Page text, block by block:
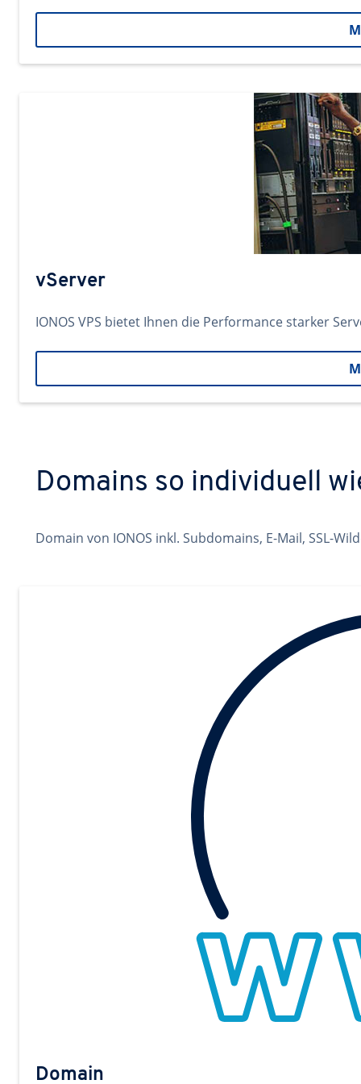
vServer
IONOS VPS bietet Ihnen die Performance starker
Domains so individuell
Domain von IONOS inkl. Subdomains, E-Mail, SSL-
Domain